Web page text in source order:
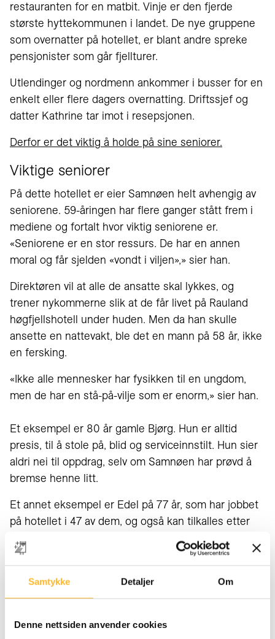
Samtykke Detaljer Om
Denne nettsiden anvender cookies
restauranten for en matbit. Vinje er den fjerde
største hyttekommunen i landet. De nye gruppene
som overnatter på hotellet, er blant andre spreke
pensjonister som går fjellturer.
Utlendinger og nordmenn ankommer i busser for en
enkelt eller flere dagers overnatting. Driftssjef og
datter Kathrine tar imot i resepsjonen.
Derfor er det viktig å holde på sine seniorer.
Viktige seniorer
På dette hotellet er eier Samnøen helt avhengig av
seniorene. 59-åringen har flere ganger stått frem i
mediene og fortalt hvor viktig seniorene er.
«Seniorene er en stor ressurs. De har en annen
moral og får sjelden «vondt i viljen»,» sier han.
Direktøren vil at alle de ansatte skal lykkes, og
trener nykommerne slik at de får livet på Rauland
høgfjellshotell under huden. Men da han skulle
ansette en nattevakt, ble det en mann på 58 år, ikke
en fersking.
«Ikke alle mennesker har fysikken til en ungdom,
men de har en stå-på-vilje som er enorm,» sier han.
Et eksempel er 80 år gamle Bjørg. Hun er alltid
presis, til å stole på, blid og serviceinnstilt. Hun sier
aldri nei til oppdrag, selv om Samnøen har prøvd å
bremse henne litt.
Et annet eksempel er Edel på 77 år, som har jobbet
på hotellet i 47 av dem, og også kan tilkalles etter
behov. Lokale kvinner og menn vil gjerne bidra.
hotellet fra 1949. Mye av arbeidet på hotellet med
en slik arbeidsplass er arbeidskrevende, men også